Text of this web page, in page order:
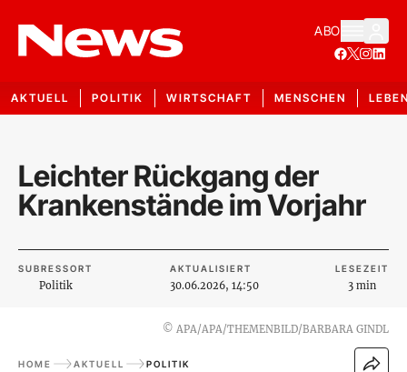
ABO
AKTUELL POLITIK WIRTSCHAFT MENSCHEN
Leichter Rückgang der
Krankenstände im Vorjahr
SUBRESSORT
Politik
AKTUALISIERT
30.06.2026, 14:50
LESEZEIT
3 min
© APA/APA/THEMENBILD/BARBARA GINDL
HOME AKTUELL POLITIK